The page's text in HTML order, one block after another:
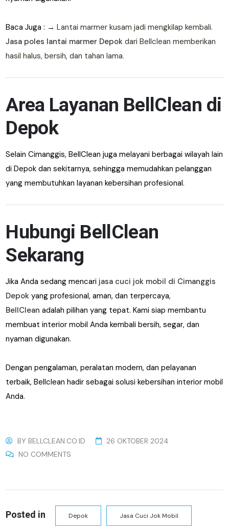
Baca Juga : →Lantai marmer kusam jadi mengkilap kembali.
Jasa poles lantai marmer Depok dari Bellclean memberikan
hasil halus, bersih, dan tahan lama.
Area Layanan BellClean di
Depok
Selain Cimanggis, BellClean juga melayani berbagai wilayah lain
di Depok dan sekitarnya, sehingga memudahkan pelanggan
yang membutuhkan layanan kebersihan profesional.
Hubungi BellClean
Sekarang
Jika Anda sedang mencari jasa cuci jok mobil di Cimanggis
Depok yang profesional, aman, dan terpercaya,
BellClean adalah pilihan yang tepat. Kami siap membantu
membuat interior mobil Anda kembali bersih, segar, dan
nyaman digunakan.
Dengan pengalaman, peralatan modern, dan pelayanan
terbaik, Bellclean hadir sebagai solusi kebersihan interior mobil
Anda.
BYBELLCLEAN.CO.ID
26 OKTOBER 2024
NO COMMENTS
Posted in Depok Jasa Cuci Jok Mobil